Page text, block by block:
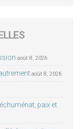
août 8, 2026
août 8, 2026
paix et